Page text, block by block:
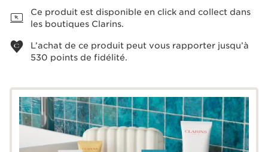
Ce produit est disponible en click and collect dans
les boutiques Clarins.
L’achat de ce produit peut vous rapporter jusqu’à
530 points de fidélité.